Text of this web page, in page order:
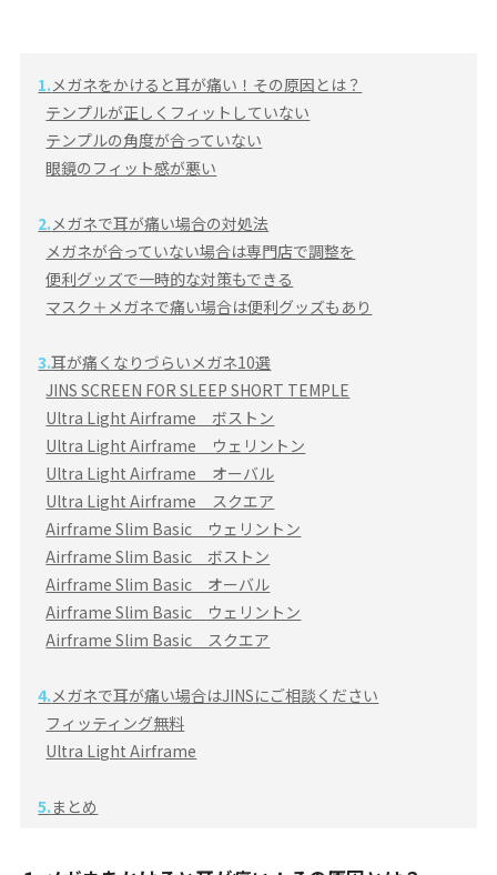
1.メガネをかけると耳が痛い！その原因とは？
テンプルが正しくフィットしていない
テンプルの角度が合っていない
眼鏡のフィット感が悪い
2.メガネで耳が痛い場合の対処法
メガネが合っていない場合は専門店で調整を
便利グッズで一時的な対策もできる
マスク＋メガネで痛い場合は便利グッズもあり
3.耳が痛くなりづらいメガネ10選
JINS SCREEN FOR SLEEP SHORT TEMPLE
Ultra Light Airframe ボストン
Ultra Light Airframe ウェリントン
Ultra Light Airframe オーバル
Ultra Light Airframe スクエア
Airframe Slim Basic ウェリントン
Airframe Slim Basic ボストン
Airframe Slim Basic オーバル
Airframe Slim Basic ウェリントン
Airframe Slim Basic スクエア
4.メガネで耳が痛い場合はJINSにご相談ください
フィッティング無料
Ultra Light Airframe
5.まとめ